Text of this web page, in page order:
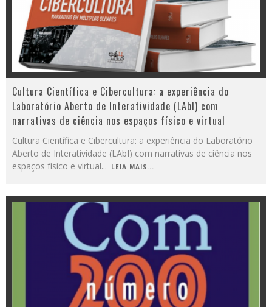
Cultura Científica e Cibercultura: a experiência do
Laboratório Aberto de Interatividade (LAbI) com
narrativas de ciência nos espaços físico e virtual
Cultura Científica e Cibercultura: a experiência do Laboratório
Aberto de Interatividade (LAbI) com narrativas de ciência nos
espaços físico e virtual... LEIA MAIS...